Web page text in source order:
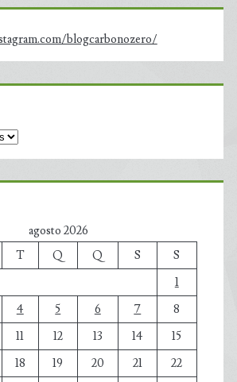
blogcarbonozero/
agosto 2026
T Q Q S
S
1
4 5 6 7
8
11 12 13 14
15
18 19 20 21
22